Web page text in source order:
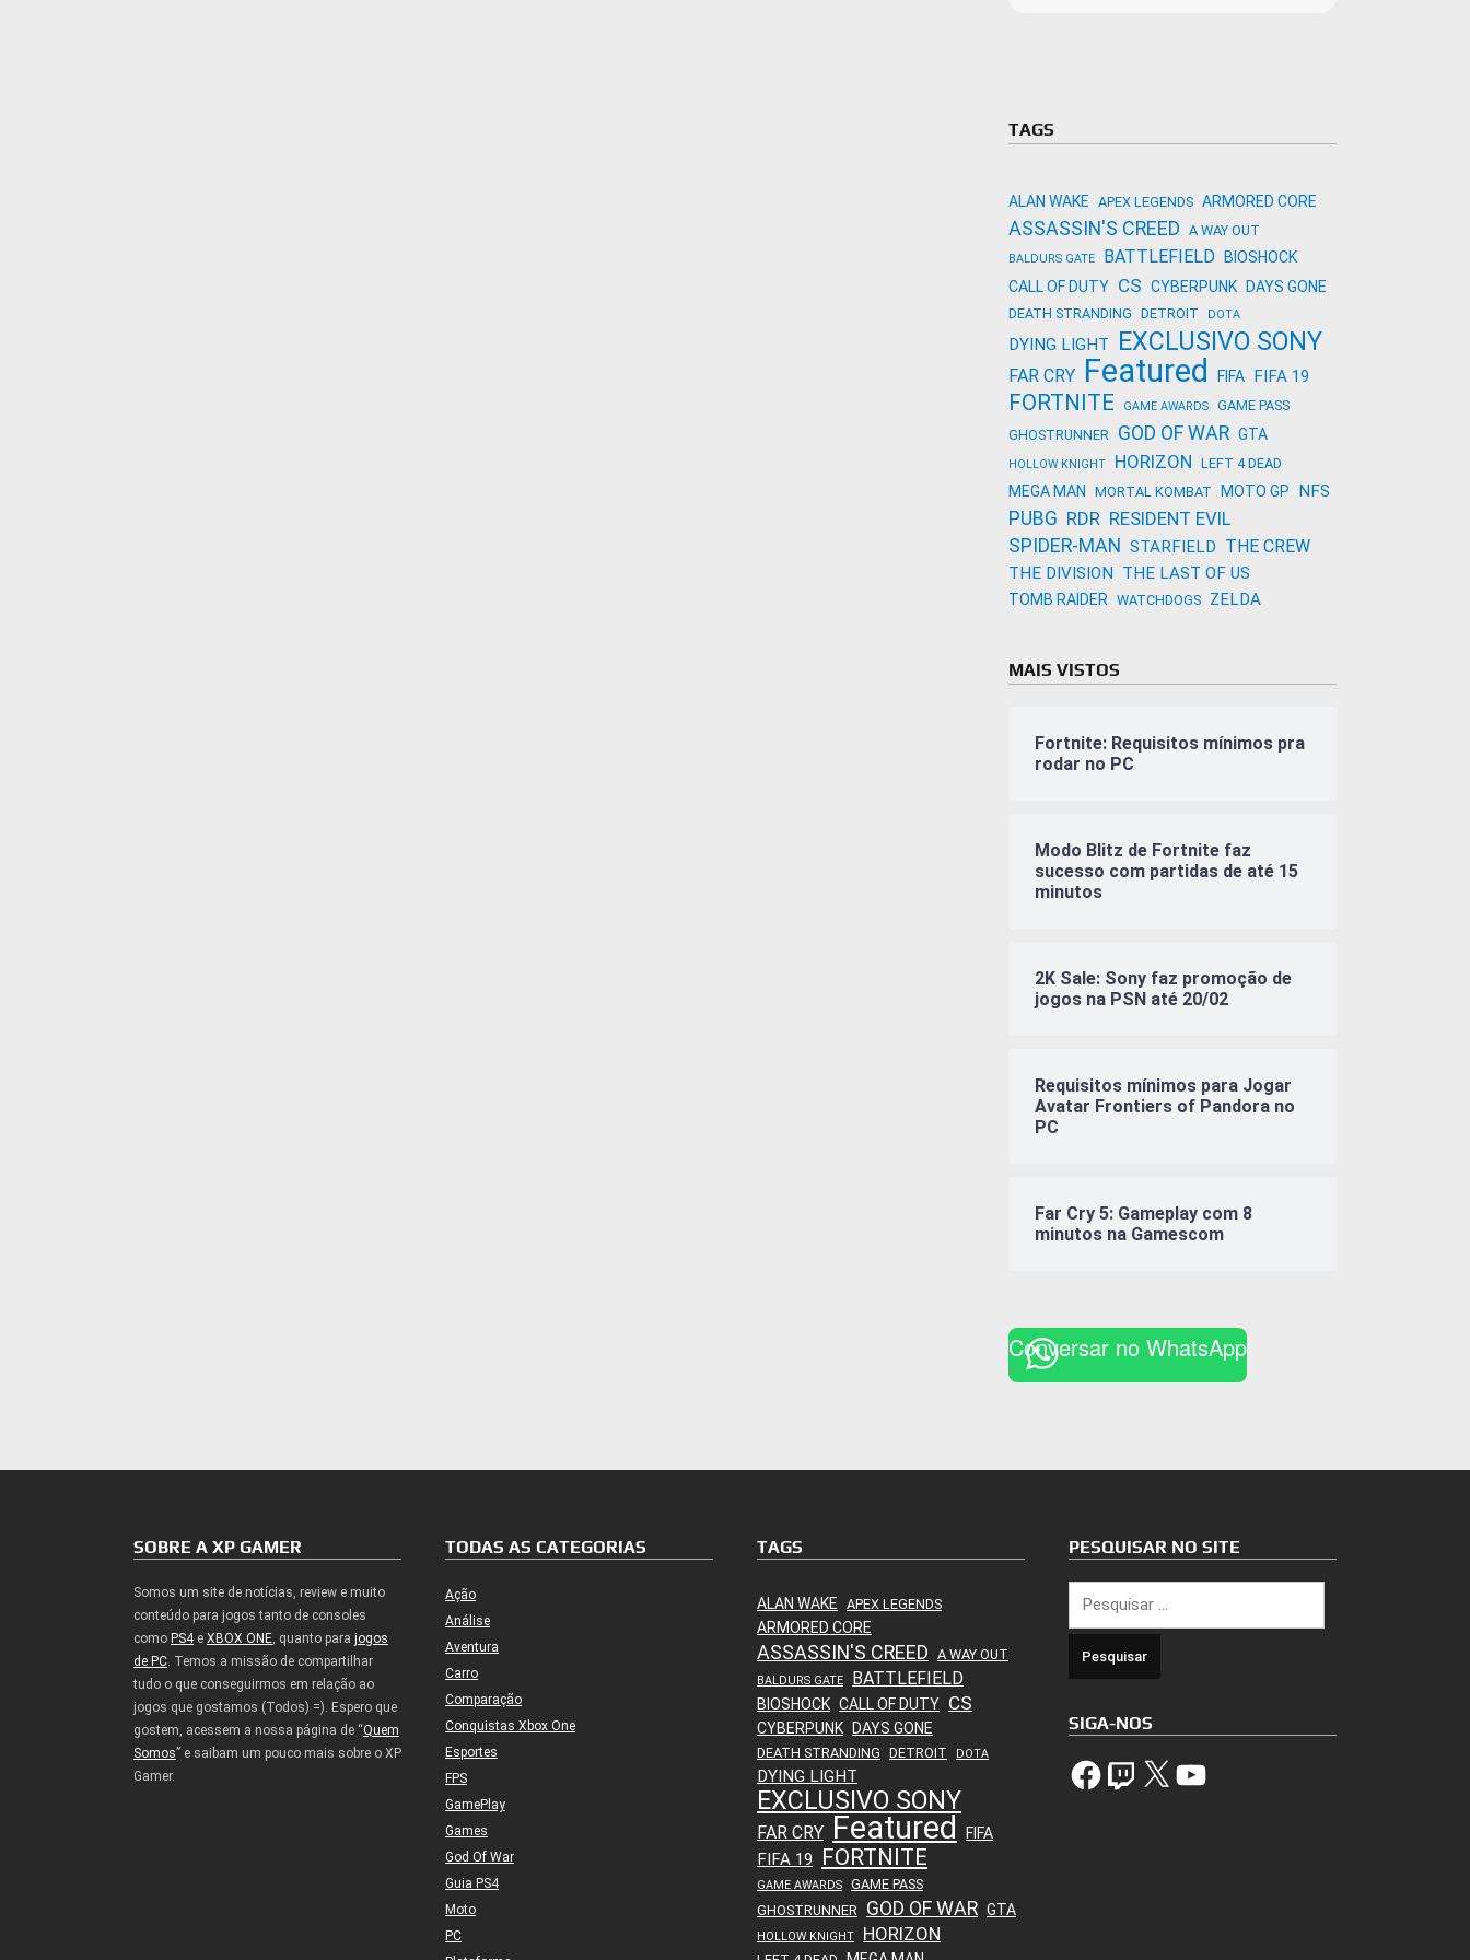
TAGS
ALAN WAKE APEX LEGENDS ARMORED CORE
ASSASSIN'S CREED A WAY OUT
BALDURS GATE BATTLEFIELD
BIOSHOCK
CALL OF DUTY CS CYBERPUNK DAYS GONE
DEATH STRANDING DETROIT DOTA
DYING LIGHT EXCLUSIVO SONY
FAR CRY Featured FIFA FIFA 19
FORTNITE GAME AWARDS
GAME PASS
GHOSTRUNNER GOD OF WAR GTA
HOLLOW KNIGHT HORIZON LEFT 4 DEAD
MEGA MAN MORTAL KOMBAT MOTO GP NFS
PUBG RDR RESIDENT EVIL
SPIDER-MAN STARFIELD THE CREW
THE DIVISION THE LAST OF US
TOMB RAIDER WATCHDOGS ZELDA
MAIS VISTOS
Fortnite: Requisitos mínimos pra
rodar no PC
Modo Blitz de Fortnite faz
sucesso com partidas de até 15
minutos
2K Sale: Sony faz promoção de
jogos na PSN até 20/02
Requisitos mínimos para Jogar
Avatar Frontiers of Pandora no
PC
Far Cry 5: Gameplay com 8
minutos na Gamescom
Conversar no WhatsApp
SOBRE A XP GAMER
Somos um site de notícias, review e muito
conteúdo para jogos tanto de consoles
como PS4e XBOX ONE, quanto para jogos
de PC. Temos a missão de compartilhar
tudo o que conseguirmos em relação ao
jogos que gostamos (Todos) =). Espero que
gostem, acessem a nossa página de “Quem
Somos” e saibam um pouco mais sobre o XP
Gamer.
TODAS AS CATEGORIAS
Ação
Análise
Aventura
Carro
Comparação
Conquistas Xbox One
Esportes
FPS
GamePlay
Games
God Of War
Guia PS4
Moto
PC
TAGS
ALAN WAKE APEX LEGENDS
ARMORED CORE
ASSASSIN'S CREED A WAY OUT
BALDURS GATE BATTLEFIELD
BIOSHOCK CALL OF DUTY CS
CYBERPUNK DAYS GONE
DEATH STRANDING DETROIT DOTA
DYING LIGHT
EXCLUSIVO SONY
FAR CRY Featured FIFA
FIFA 19 FORTNITE
GAME AWARDS
GAME PASS
GHOSTRUNNER GOD OF WAR GTA
HOLLOW KNIGHT HORIZON
PESQUISAR NO SITE
por:
SIGA-NOS
FacebookTwitch X YouTube